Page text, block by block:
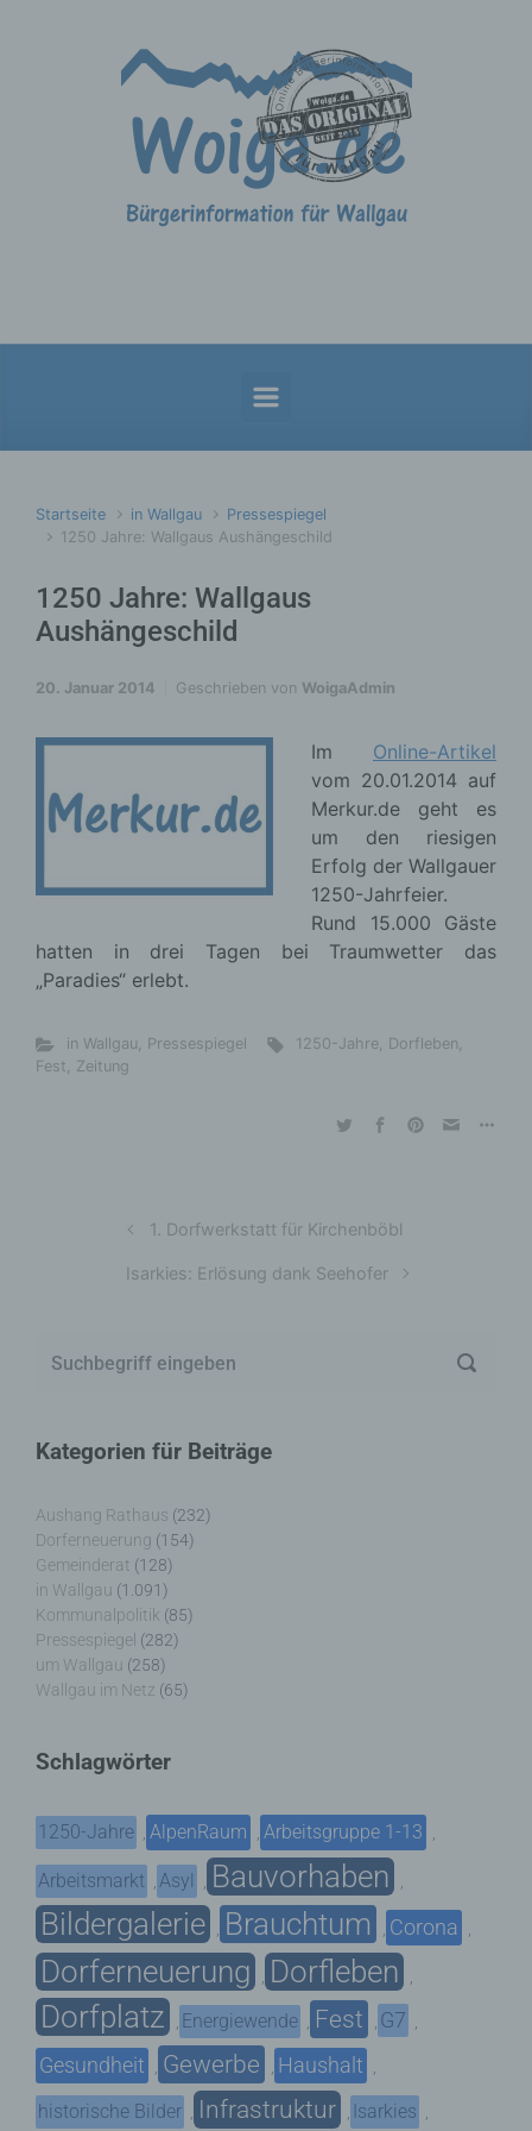
Startseite in Wallgau
Pressespiegel
1250 Jahre: Wallgaus Aushängeschild
1250 Jahre: Wallgaus
Aushängeschild
20. Januar 2014 Geschrieben von WoigaAdmin
Im Online-Artikel
vom 20.01.2014 auf
Merkur.de geht es
um den riesigen
Erfolg der Wallgauer
1250-Jahrfeier.
Rund 15.000 Gäste
hatten in drei Tagen bei Traumwetter das
„Paradies“ erlebt.
in Wallgau, Pressespiegel 1250-Jahre, Dorfleben,
Fest, Zeitung
1. Dorfwerkstatt für Kirchenböbl
Isarkies: Erlösung dank Seehofer
Kategorien für Beiträge
Aushang Rathaus (232)
Dorferneuerung (154)
Gemeinderat (128)
in Wallgau (1.091)
Kommunalpolitik (85)
Pressespiegel (282)
um Wallgau (258)
Wallgau im Netz (65)
Schlagwörter
1250-Jahre , AlpenRaum , Arbeitsgruppe 1-13 ,
Arbeitsmarkt , Asyl , Bauvorhaben ,
Bildergalerie , Brauchtum , Corona ,
Dorferneuerung , Dorfleben ,
Dorfplatz , Energiewende , Fest , G7 ,
Gesundheit , Gewerbe , Haushalt ,
historische Bilder , Infrastruktur , Isarkies ,